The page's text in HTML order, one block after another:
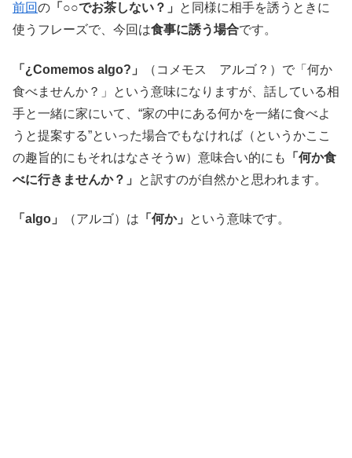
前回の 「○○でお茶しない？」
と同様に相手を誘うときに
使うフレーズで、今回は食事に誘う場合です。
「¿Comemos algo?」
（コメモス アルゴ？）で「何か
食べませんか？」という意味になりますが、話している相
手と一緒に家にいて、“家の中にある何かを一緒に食べよ
うと提案する”といった場合でもなければ（というかここ
の趣旨的にもそれはなさそうw）意味合い的にも
「何か食
べに行きませんか？」
と訳すのが自然かと思われます。
「algo」 （アルゴ）は 「何か」 という意味です。